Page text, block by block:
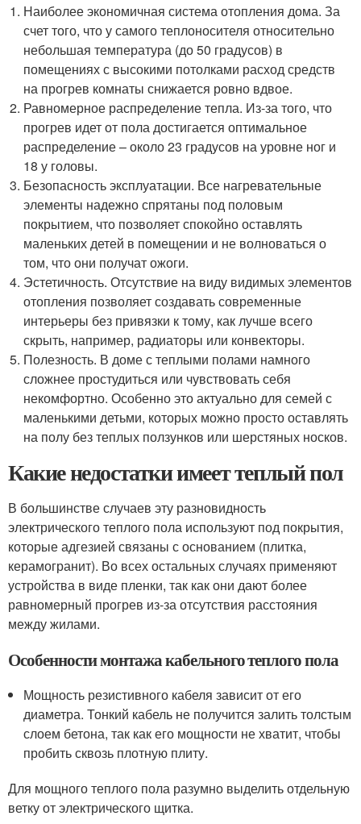
Наиболее экономичная система отопления дома. За
счет того, что у самого теплоносителя относительно
небольшая температура (до 50 градусов) в
помещениях с высокими потолками расход средств
на прогрев комнаты снижается ровно вдвое.
Равномерное распределение тепла. Из-за того, что
прогрев идет от пола достигается оптимальное
распределение – около 23 градусов на уровне ног и
18 у головы.
Безопасность эксплуатации. Все нагревательные
элементы надежно спрятаны под половым
покрытием, что позволяет спокойно оставлять
маленьких детей в помещении и не волноваться о
том, что они получат ожоги.
Эстетичность. Отсутствие на виду видимых элементов
отопления позволяет создавать современные
интерьеры без привязки к тому, как лучше всего
скрыть, например, радиаторы или конвекторы.
Полезность. В доме с теплыми полами намного
сложнее простудиться или чувствовать себя
некомфортно. Особенно это актуально для семей с
маленькими детьми, которых можно просто оставлять
на полу без теплых ползунков или шерстяных носков.
Какие недостатки имеет теплый пол
В большинстве случаев эту разновидность
электрического теплого пола используют под покрытия,
которые адгезией связаны с основанием (плитка,
керамогранит). Во всех остальных случаях применяют
устройства в виде пленки, так как они дают более
равномерный прогрев из-за отсутствия расстояния
между жилами.
Особенности монтажа кабельного теплого пола
Мощность резистивного кабеля зависит от его
диаметра. Тонкий кабель не получится залить толстым
слоем бетона, так как его мощности не хватит, чтобы
пробить сквозь плотную плиту.
Для мощного теплого пола разумно выделить отдельную
ветку от электрического щитка.